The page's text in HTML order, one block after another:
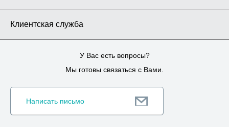
Клиентская служба
У Вас есть вопросы?
Мы готовы связаться с Вами.
Написать письмо